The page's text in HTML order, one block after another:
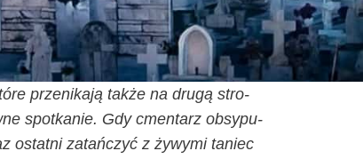
prze­ni­ka­ją tak­że na dru­gą stro­
spo­tka­nie. Gdy cmen­tarz obsy­pu­
ostat­ni zatań­czyć z żywy­mi taniec